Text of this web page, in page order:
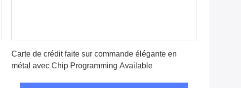
Carte de crédit faite sur commande élégante en
métal avec Chip Programming Available